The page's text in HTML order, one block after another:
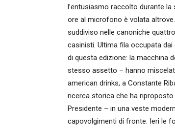
l’entusiasmo raccolto durante
ore al microfono è volata
suddiviso nelle canoniche
casinisti. Ultima fila occupata
di questa edizione: la macchina
stesso assetto – hanno
american drinks, a Constante
ricerca storica che ha riproposto
Presidente – in una veste
capovolgimenti di fronte. Ieri le